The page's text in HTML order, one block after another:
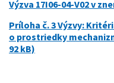
Výzva 17I06-04-V02 v
Príloha č. 3 Výzvy:
o prostriedky
92 kB)